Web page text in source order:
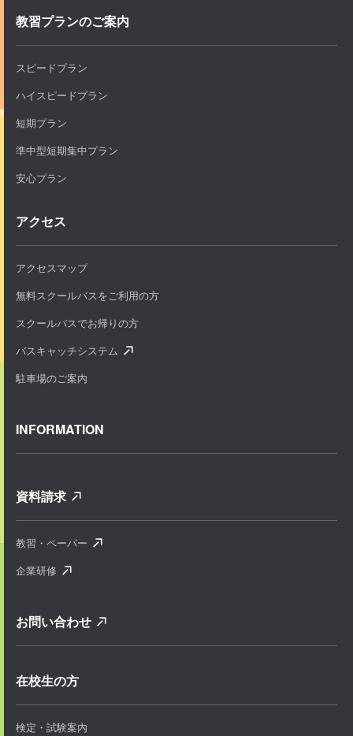
教習プランのご案内
スピードプラン
ハイスピードプラン
短期プラン
準中型短期集中プラン
安心プラン
アクセス
アクセスマップ
無料スクールバスをご利用の方
スクールバスでお帰りの方
バスキャッチシステム
駐車場のご案内
INFORMATION
資料請求
教習・ペーパー
企業研修
お問い合わせ
在校生の方
検定・試験案内